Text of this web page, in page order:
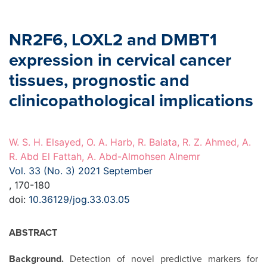
NR2F6, LOXL2 and DMBT1
expression in cervical cancer
tissues, prognostic and
clinicopathological implications
W. S. H. Elsayed, O. A. Harb, R. Balata, R. Z. Ahmed, A.
R. Abd El Fattah, A. Abd-Almohsen Alnemr
Vol. 33 (No. 3) 2021 September
, 170-180
doi: 10.36129/jog.33.03.05
ABSTRACT
Background. Detection of novel predictive markers for